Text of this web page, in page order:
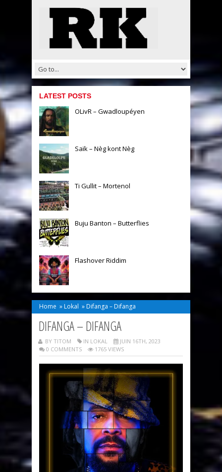
LATEST POSTS
OLivR – Gwadloupéyen
Saïk – Nèg kont Nèg
Ti Gullit – Mortenol
Buju Banton – Butterflies
Flashover Riddim
Home » Lokal » Difanga – Difanga
DIFANGA – DIFANGA
BY TITOM IN LOKAL
JUIN 16TH, 2023
0 COMMENTS
1765 VIEWS